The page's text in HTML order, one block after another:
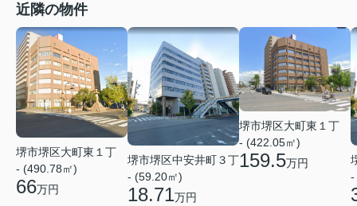
近隣の物件
堺市堺区大町東１丁
- (490.78㎡)
66万円
堺市堺区中安井町３丁
- (59.20㎡)
18.71万円
堺市堺区大町東１丁
- (422.05㎡)
159.5万円
-